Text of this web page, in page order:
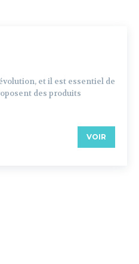
et il est essentiel de
des produits
VOIR